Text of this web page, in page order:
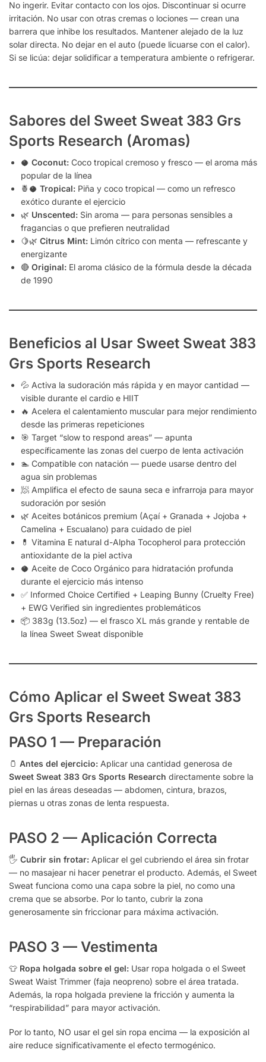
No ingerir. Evitar contacto con los ojos. Discontinuar si ocurre
irritación. No usar con otras cremas o lociones — crean una
barrera que inhibe los resultados. Mantener alejado de la luz
solar directa. No dejar en el auto (puede licuarse con el calor).
Si se licúa: dejar solidificar a temperatura ambiente o refrigerar.
Sabores del Sweet Sweat 383 Grs
Sports Research (Aromas)
🥥 Coconut: Coco tropical cremoso y fresco — el aroma más
popular de la línea
🍍🥥 Tropical: Piña y coco tropical — como un refresco
exótico durante el ejercicio
🌿 Unscented: Sin aroma — para personas sensibles a
fragancias o que prefieren neutralidad
🍋🌿 Citrus Mint: Limón cítrico con menta — refrescante y
energizante
🔴 Original: El aroma clásico de la fórmula desde la década
de 1990
Beneficios al Usar Sweet Sweat 383
Grs Sports Research
💦 Activa la sudoración más rápida y en mayor cantidad —
visible durante el cardio e HIIT
🔥 Acelera el calentamiento muscular para mejor rendimiento
desde las primeras repeticiones
🎯 Target “slow to respond areas” — apunta
específicamente las zonas del cuerpo de lenta activación
🏊 Compatible con natación — puede usarse dentro del
agua sin problemas
🧖 Amplifica el efecto de sauna seca e infrarroja para mayor
sudoración por sesión
🌿 Aceites botánicos premium (Açaí + Granada + Jojoba +
Camelina + Escualano) para cuidado de piel
💊 Vitamina E natural d-Alpha Tocopherol para protección
antioxidante de la piel activa
🥥 Aceite de Coco Orgánico para hidratación profunda
durante el ejercicio más intenso
✅ Informed Choice Certified + Leaping Bunny (Cruelty Free)
+ EWG Verified sin ingredientes problemáticos
📦 383g (13.5oz) — el frasco XL más grande y rentable de
la línea Sweet Sweat disponible
Cómo Aplicar el Sweet Sweat 383
Grs Sports Research
PASO 1 — Preparación
🫙 Antes del ejercicio: Aplicar una cantidad generosa de
Sweet Sweat 383 Grs Sports Research directamente sobre la
piel en las áreas deseadas — abdomen, cintura, brazos,
piernas u otras zonas de lenta respuesta.
PASO 2 — Aplicación Correcta
🖐️ Cubrir sin frotar: Aplicar el gel cubriendo el área sin frotar
— no masajear ni hacer penetrar el producto. Además, el Sweet
Sweat funciona como una capa sobre la piel, no como una
crema que se absorbe. Por lo tanto, cubrir la zona
generosamente sin friccionar para máxima activación.
PASO 3 — Vestimenta
👕 Ropa holgada sobre el gel: Usar ropa holgada o el Sweet
Sweat Waist Trimmer (faja neopreno) sobre el área tratada.
Además, la ropa holgada previene la fricción y aumenta la
“respirabilidad” para mayor activación.
Por lo tanto, NO usar el gel sin ropa encima — la exposición al
aire reduce significativamente el efecto termogénico.